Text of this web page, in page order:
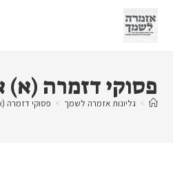
content
פסוקי דזמרה (א)
> גליונות אזמרה לשמך > פסוקי דזמרה